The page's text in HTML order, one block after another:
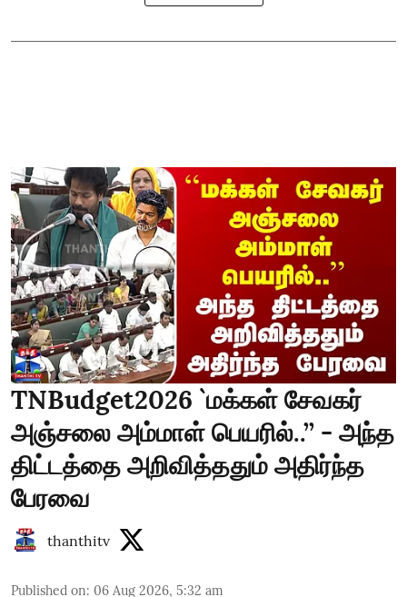
TNBudget2026 `மக்கள் சேவகர்
அஞ்சலை அம்மாள் பெயரில்..’’ - அந்த
திட்டத்தை அறிவித்ததும் அதிர்ந்த
பேரவை
thanthitv
Published on: 06 Aug 2026, 5:32 am